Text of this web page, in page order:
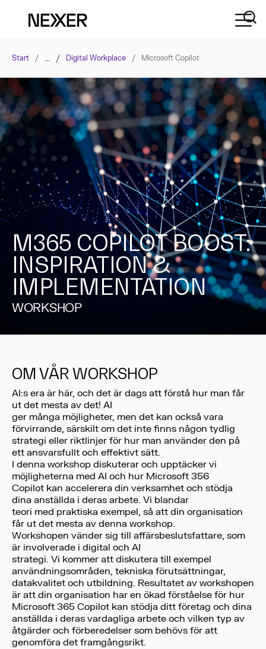
Start / … / Digital Workplace / Microsoft Copilot
M365 COPILOT BOOST:
INSPIRATION &
IMPLEMENTATION
WORKSHOP
OM VÅR WORKSHOP
AI:s era är här, och det är dags att förstå hur man får
ut det mesta av det! AI
ger många möjligheter, men det kan också vara
förvirrande, särskilt om det inte finns någon tydlig
strategi eller riktlinjer för hur man använder den på
ett ansvarsfullt och effektivt sätt.
I denna workshop diskuterar och upptäcker vi
möjligheterna med AI och hur Microsoft 356
Copilot kan accelerera din verksamhet och stödja
dina anställda i deras arbete. Vi blandar
teori med praktiska exempel, så att din organisation
får ut det mesta av denna workshop.
Workshopen vänder sig till affärsbeslutsfattare, som
är involverade i digital och AI
strategi. Vi kommer att diskutera till exempel
användningsområden, tekniska förutsättningar,
datakvalitet och utbildning. Resultatet av workshopen
är att din organisation har en ökad förståelse för hur
Microsoft 365 Copilot kan stödja ditt företag och dina
anställda i deras vardagliga arbete och vilken typ av
åtgärder och förberedelser som behövs för att
genomföra det framgångsrikt.